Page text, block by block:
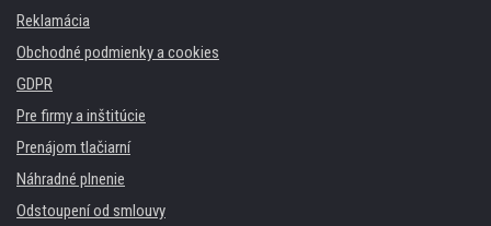
Reklamácia
Obchodné podmienky a cookies
GDPR
Pre firmy a inštitúcie
Prenájom tlačiarní
Náhradné plnenie
Odstoupení od smlouvy